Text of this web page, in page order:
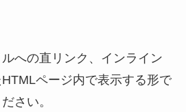
への直リンク、インライン
ページ内で表示する形で
さい。